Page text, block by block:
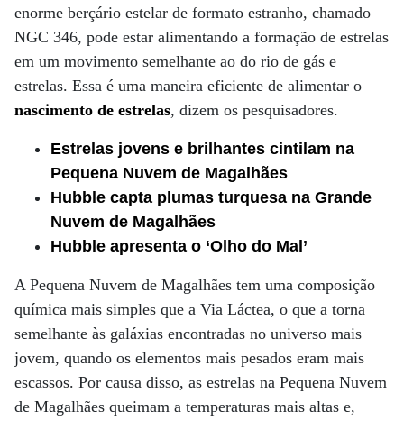
enorme berçário estelar de formato estranho, chamado
NGC 346, pode estar alimentando a formação de estrelas
em um movimento semelhante ao do rio de gás e
estrelas. Essa é uma maneira eficiente de alimentar o
nascimento de estrelas, dizem os pesquisadores.
Estrelas jovens e brilhantes cintilam na
Pequena Nuvem de Magalhães
Hubble capta plumas turquesa na Grande
Nuvem de Magalhães
Hubble apresenta o ‘Olho do Mal’
A Pequena Nuvem de Magalhães tem uma composição
química mais simples que a Via Láctea, o que a torna
semelhante às galáxias encontradas no universo mais
jovem, quando os elementos mais pesados ​​eram mais
escassos. Por causa disso, as estrelas na Pequena Nuvem
de Magalhães queimam a temperaturas mais altas e,